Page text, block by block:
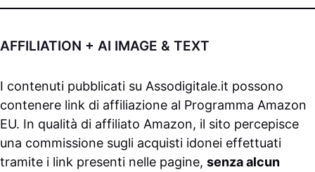
AFFILIATION + AI IMAGE & TEXT
I contenuti pubblicati su Assodigitale.it possono
contenere link di affiliazione al Programma Amazon
EU. In qualità di affiliato Amazon, il sito percepisce
una commissione sugli acquisti idonei effettuati
tramite i link presenti nelle pagine, senza alcun